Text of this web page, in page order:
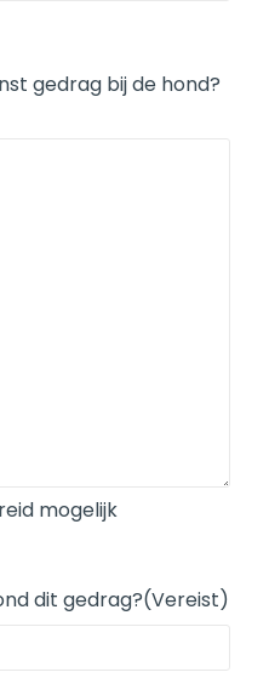
gedrag bij de hond?
mogelijk
dit gedrag?(Vereist)